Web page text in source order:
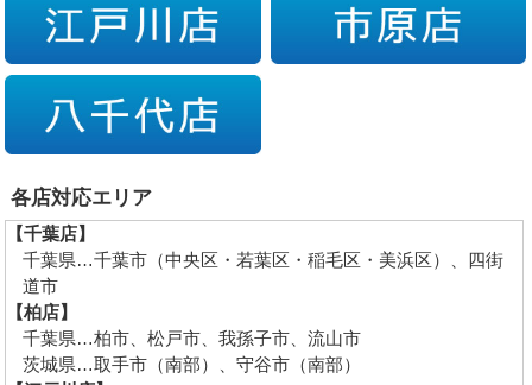
各店対応エリア
【千葉店】
千葉県…千葉市（中央区・若葉区・稲毛区・美浜区）、四街
道市
【柏店】
千葉県…柏市、松戸市、我孫子市、流山市
茨城県…取手市（南部）、守谷市（南部）